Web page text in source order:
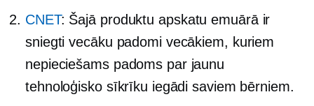
CNET: Šajā produktu apskatu emuārā ir
sniegti vecāku padomi vecākiem, kuriem
nepieciešams padoms par jaunu
tehnoloģisko sīkrīku iegādi saviem bērniem.